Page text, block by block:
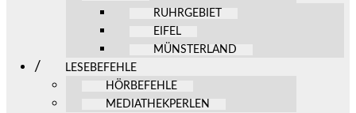
RUHRGEBIET
EIFEL
MÜNSTERLAND
LESEBEFEHLE
HÖRBEFEHLE
MEDIATHEKPERLEN